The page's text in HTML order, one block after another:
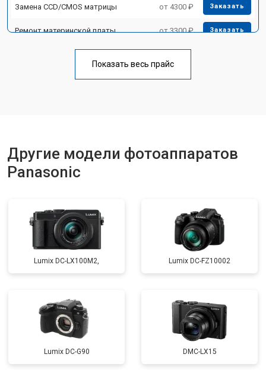
Замена CCD/CMOS матрицы от 4300 ₽ Заказать
Ремонт материнской платы от 3300 ₽ Заказать
Показать весь прайс
Другие модели фотоаппаратов
Panasonic
Lumix DC-LX100M2, Lumix DC-FZ10002
Lumix DC-G90 DMC-LX15